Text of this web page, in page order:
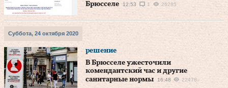
Брюсселе
12:53 1 26285
Суббота, 24 октября 2020
решение
В Брюсселе ужесточили
комендантский час и другие
санитарные нормы
16:48 22478